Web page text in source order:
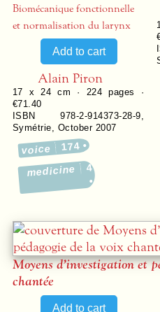
Biomécanique fonctionnelle
et normalisation du larynx
Alain Piron
17 x 24 cm · 224 pages ·
€71.40
ISBN 978-2-914373-28-9,
Symétrie, October 2007
voice 174
medicine 4
Moyens d’investigation et
chantée